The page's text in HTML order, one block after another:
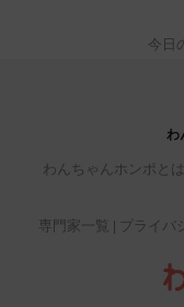
今日
わ
わんちゃんホンポとは
専門家一覧
プライバ